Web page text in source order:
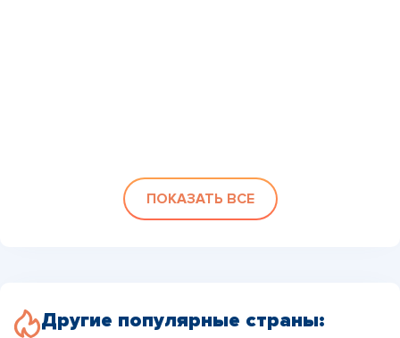
ПОКАЗАТЬ ВСЕ
Другие популярные страны: